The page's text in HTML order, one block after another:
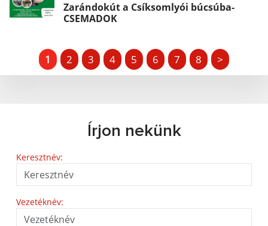
Zarándokút a Csíksomlyói búcsúba-
CSEMADOK
1 2 3 4 5 6 7 8 >
Írjon nekünk
Keresztnév:
Vezetéknév: